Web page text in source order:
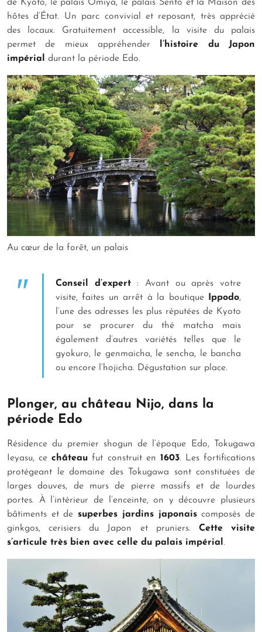
de Kyoto, le palais Omiya, le palais Sento et la Maison des
hôtes d’État. Un parc convivial et reposant, très apprécié
des locaux. Gratuitement accessible, la visite du palais
permet de mieux appréhender
l’histoire du Japon
impérial durant la période Edo.
Au cœur de la forêt, un palais
Conseil d’expert: Avant ou après votre
visite, faites un arrêt à la boutique
Ippodo,
l’une des adresses les plus réputées de Kyoto
pour se procurer du thé matcha mais
également d’autres variétés telles que le
gyokuro, le genmaicha, le sencha, le bancha
ou encore l’hojicha. Dégustation sur place.
Plonger, au château Nijo, dans la
période Edo
Résidence du premier shogun de l’époque Edo, Tokugawa
Ieyasu, cechâteaufut construit en 1603. Les fortifications
protégeant le domaine des Tokugawa sont constituées de
larges douves, de murs de pierre massifs et de lourdes
portes. À l’intérieur de l’enceinte, on y découvre plusieurs
bâtiments et desuperbes jardins japonaiscomposés de
ginkgos, cerisiers du Japon et pruniers. Cette visite
s’articule très bien avec celle du palais impérial.